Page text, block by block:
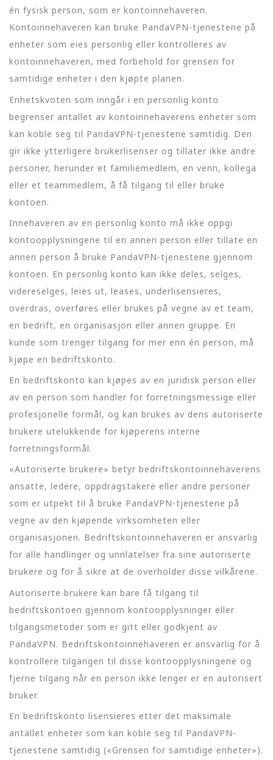
én fysisk person, som er kontoinnehaveren.
Kontoinnehaveren kan bruke PandaVPN-tjenestene på
enheter som eies personlig eller kontrolleres av
kontoinnehaveren, med forbehold for grensen for
samtidige enheter i den kjøpte planen.
Enhetskvoten som inngår i en personlig konto
begrenser antallet av kontoinnehaverens enheter som
kan koble seg til PandaVPN-tjenestene samtidig. Den
gir ikke ytterligere brukerlisenser og tillater ikke andre
personer, herunder et familiemedlem, en venn, kollega
eller et teammedlem, å få tilgang til eller bruke
kontoen.
Innehaveren av en personlig konto må ikke oppgi
kontoopplysningene til en annen person eller tillate en
annen person å bruke PandaVPN-tjenestene gjennom
kontoen. En personlig konto kan ikke deles, selges,
videreselges, leies ut, leases, underlisensieres,
overdras, overføres eller brukes på vegne av et team,
en bedrift, en organisasjon eller annen gruppe. En
kunde som trenger tilgang for mer enn én person, må
kjøpe en bedriftskonto.
En bedriftskonto kan kjøpes av en juridisk person eller
av en person som handler for forretningsmessige eller
profesjonelle formål, og kan brukes av dens autoriserte
brukere utelukkende for kjøperens interne
forretningsformål.
«Autoriserte brukere» betyr bedriftskontoinnehaverens
ansatte, ledere, oppdragstakere eller andre personer
som er utpekt til å bruke PandaVPN-tjenestene på
vegne av den kjøpende virksomheten eller
organisasjonen. Bedriftskontoinnehaveren er ansvarlig
for alle handlinger og unnlatelser fra sine autoriserte
brukere og for å sikre at de overholder disse vilkårene.
Autoriserte brukere kan bare få tilgang til
bedriftskontoen gjennom kontoopplysninger eller
tilgangsmetoder som er gitt eller godkjent av
PandaVPN. Bedriftskontoinnehaveren er ansvarlig for å
kontrollere tilgangen til disse kontoopplysningene og
fjerne tilgang når en person ikke lenger er en autorisert
bruker.
En bedriftskonto lisensieres etter det maksimale
antallet enheter som kan koble seg til PandaVPN-
tjenestene samtidig («Grensen for samtidige enheter»).